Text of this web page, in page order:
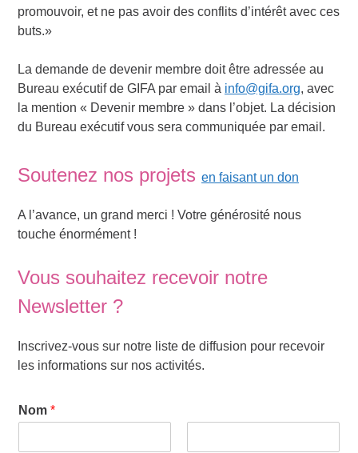
promouvoir, et ne pas avoir des conflits d’intérêt avec ces
buts.»
La demande de devenir membre doit être adressée au
Bureau exécutif de GIFA par email à info@gifa.org, avec
la mention « Devenir membre » dans l’objet. La décision
du Bureau exécutif vous sera communiquée par email.
Soutenez nos projetsen faisant un don
A l’avance, un grand merci ! Votre générosité nous
touche énormément !
Vous souhaitez recevoir notre
Newsletter ?
Inscrivez-vous sur notre liste de diffusion pour recevoir
les informations sur nos activités.
Nom*